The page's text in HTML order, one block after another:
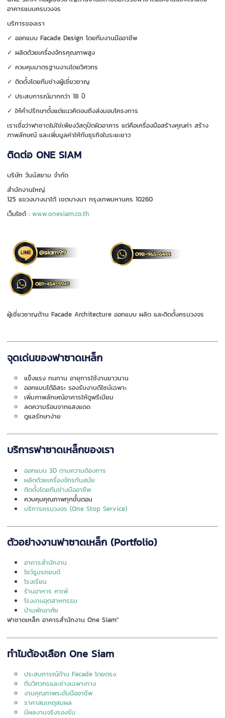
อาคารแบบครบวงจร
บริการของเรา
✓ ออกแบบ Facade Design โดยทีมงานมืออาชีพ
✓ ผลิตด้วยเครื่องจักรคุณภาพสูง
✓ ควบคุมมาตรฐานงานโดยวิศวกร
✓ ติดตั้งโดยทีมช่างผู้เชี่ยวชาญ
✓ ประสบการณ์มากกว่า 18 ปี
✓ ให้คำปรึกษาตั้งแต่แนวคิดจนถึงส่งมอบโครงการ
เราเชื่อว่าฟาซาดไม่ใช่เพียงวัสดุปิดผิวอาคาร แต่คือเครื่องมือสร้างคุณค่า สร้าง
ภาพลักษณ์ และเพิ่มมูลค่าให้กับธุรกิจในระยะยาว
ติดต่อ ONE SIAM
บริษัท วันน์สยาม จำกัด
สำนักงานใหญ่
125 แขวงบางนาใต้ เขตบางนา กรุงเทพมหานคร 10260
เว็บไซต์ :www.onesiam.co.th
ผู้เชี่ยวชาญด้าน Facade Architecture ออกแบบ ผลิต และติดตั้งครบวงจร
จุดเด่นของฟาซาดเหล็ก
แข็งแรง ทนทาน อายุการใช้งานยาวนาน
ออกแบบได้อิสระ รองรับงานดีไซน์เฉพาะ
เพิ่มภาพลักษณ์อาคารให้ดูพรีเมียม
ลดความร้อนจากแสงแดด
ดูแลรักษาง่าย
บริการฟาซาดเหล็กของเรา
ออกแบบ 3D ตามความต้องการ
ผลิตด้วยเครื่องจักรทันสมัย
ติดตั้งโดยทีมช่างมืออาชีพ
ควบคุมคุณภาพทุกขั้นตอน
บริการครบวงจร (One Stop Service)
ตัวอย่างงานฟาซาดเหล็ก (Portfolio)
อาคารสำนักงาน
โชว์รูมรถยนต์
โรงเรียน
ร้านอาหาร คาเฟ่
โรงงานอุตสาหกรรม
บ้านพักอาศัย
ฟาซาดเหล็ก อาคารสำนักงาน One Siam"
ทำไมต้องเลือก One Siam
ประสบการณ์ด้าน Facade โดยตรง
ทีมวิศวกรและช่างเฉพาะทาง
งานคุณภาพระดับมืออาชีพ
ราคาสมเหตุสมผล
มีผลงานจริงรองรับ